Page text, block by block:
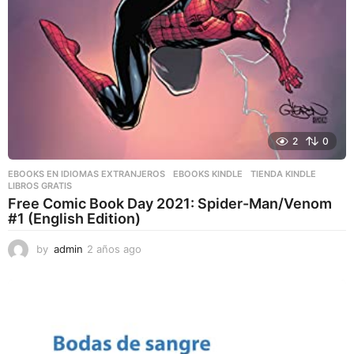
2 0
EBOOKS EN IDIOMAS EXTRANJEROS ,EBOOKS KINDLE ,TIENDA KINDLE
LIBROS GRATIS
Free Comic Book Day 2021: Spider-Man/Venom
#1 (English Edition)
by admin 2 años ago
g